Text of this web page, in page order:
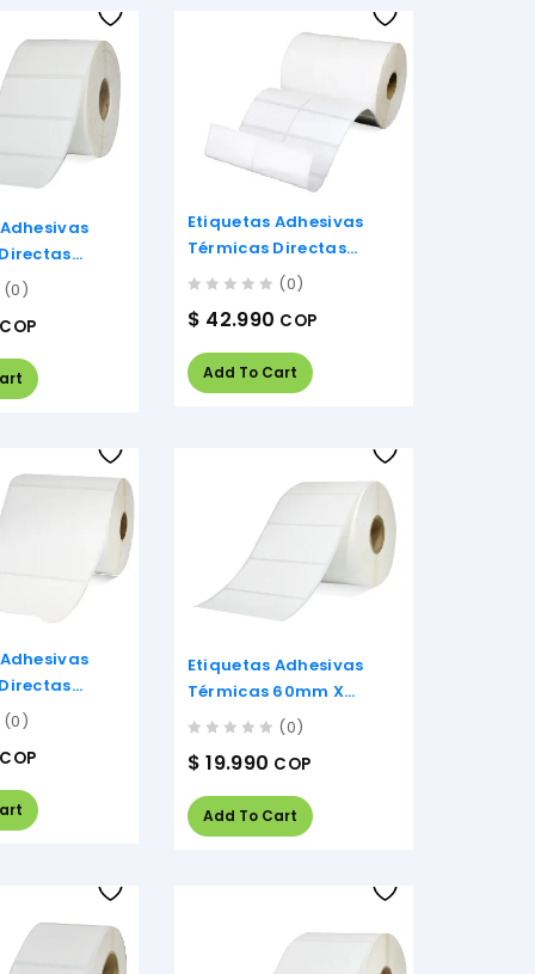
(0)
COP
Etiquetas Adhesivas
Térmicas Directas
50mm X 25mm
out
5
(0)
$ 42.990 COP
Add To Cart
(0)
COP
Etiquetas Adhesivas
Térmicas 60mm X
30mm
out
5
(0)
$ 19.990 COP
Add To Cart